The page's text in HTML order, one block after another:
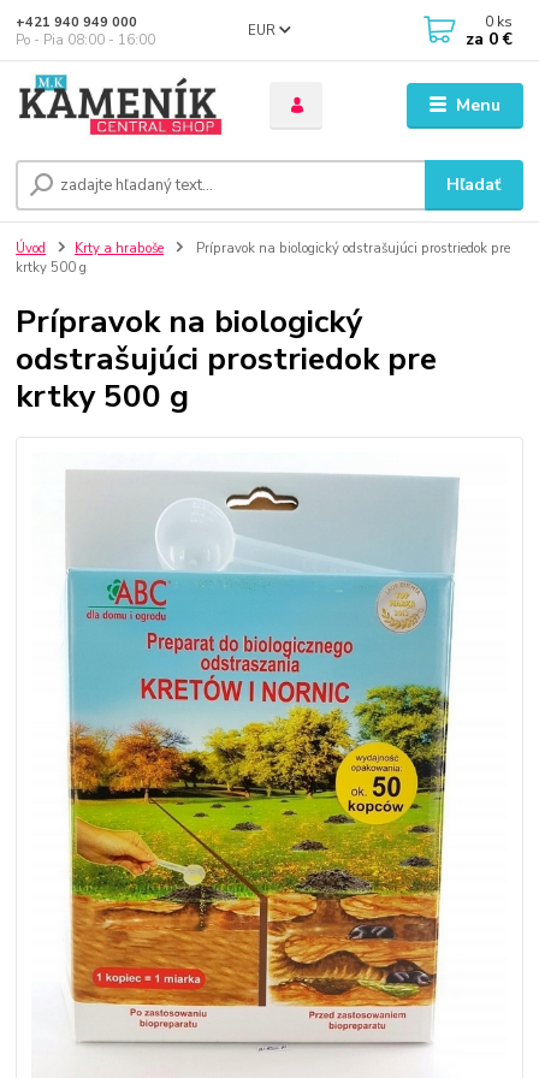
Menu
EUR
Hľadať
+421 940 949 000
Po - Pia 08:00 - 16:00
0 ks
za 0 €
Úvod Krty a hraboše
Prípravok na biologický odstrašujúci prostriedok pre
krtky 500 g
Prípravok na biologický
odstrašujúci prostriedok pre
krtky 500 g